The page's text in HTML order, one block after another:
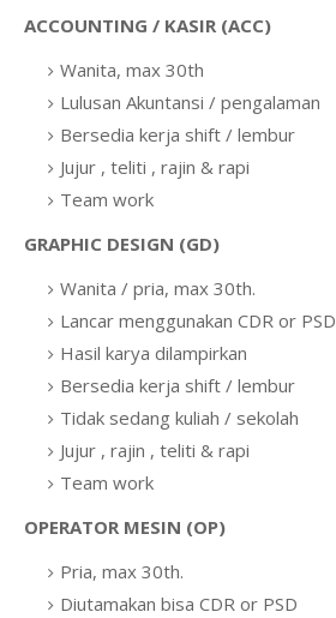
ACCOUNTING / KASIR (ACC)
Wanita, max 30th
Lulusan Akuntansi / pengalaman
Bersedia kerja shift / lembur
Jujur , teliti , rajin & rapi
Team work
GRAPHIC DESIGN (GD)
Wanita / pria, max 30th.
Lancar menggunakan CDR or PSD
Hasil karya dilampirkan
Bersedia kerja shift / lembur
Tidak sedang kuliah / sekolah
Jujur , rajin , teliti & rapi
Team work
OPERATOR MESIN (OP)
Pria, max 30th.
Diutamakan bisa CDR or PSD